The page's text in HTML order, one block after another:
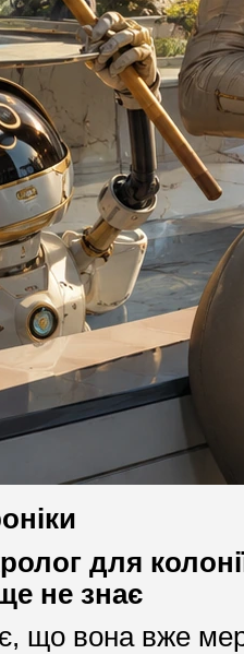
для
не знає
що вона вже